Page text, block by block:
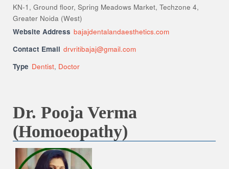
KN-1, Ground floor, Spring Meadows Market, Techzone 4,
Greater Noida (West)
Website Address bajajdentalandaesthetics.com
Contact Email drvritibajaj@gmail.com
Type Dentist, Doctor
Dr. Pooja Verma
(Homoeopathy)